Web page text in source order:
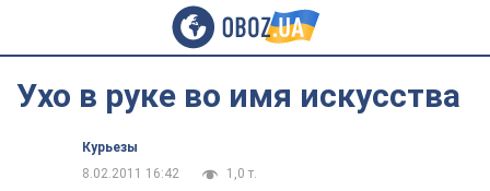
Ухо в руке во имя искусства
Курьезы
8.02.2011 16:42
1,0 т.